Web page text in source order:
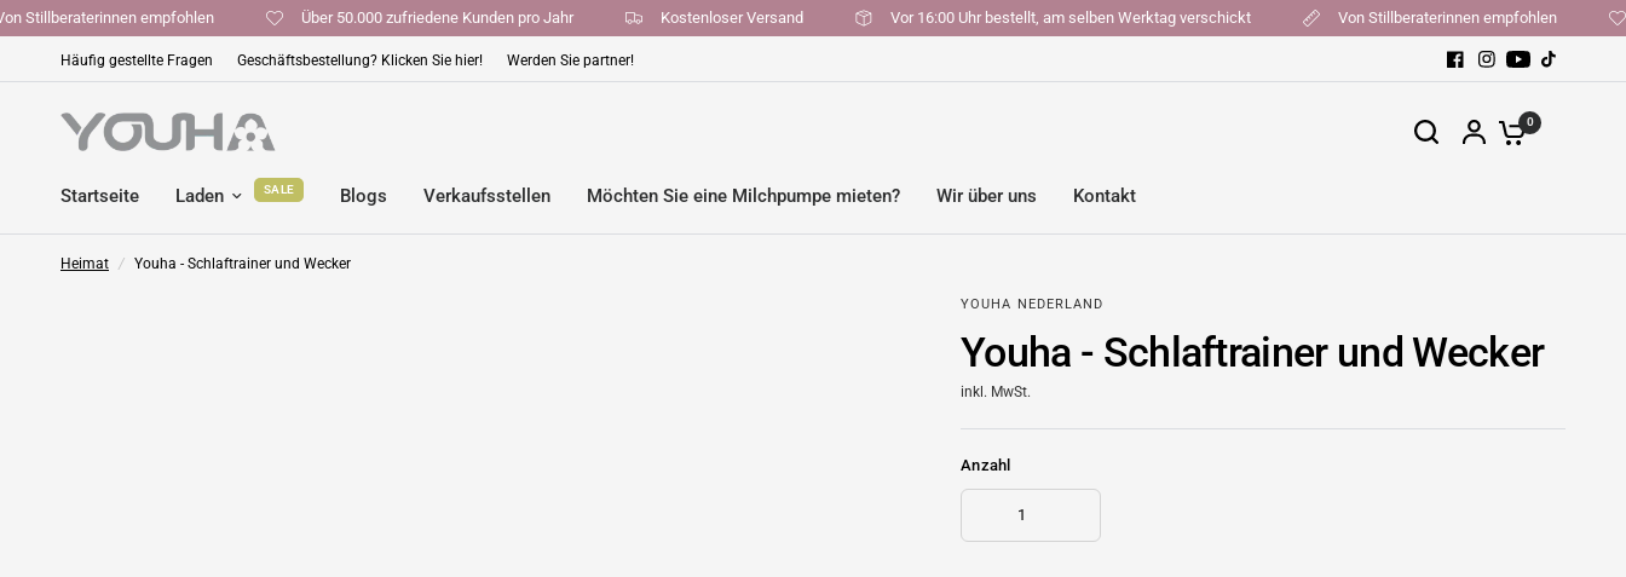
Von Stillberaterinnen empfohlen Über 50.000 zufriedene Kunden pro Jahr Kostenloser Versand Vor 16:00 Uhr bestellt, am selben Werktag verschickt Von Stillberaterinnen empfohlen
Häufig gestellte Fragen Geschäftsbestellung? Klicken Sie hier! Werden Sie partner!
0
Startseite Laden SALE Blogs Verkaufsstellen Möchten Sie eine Milchpumpe mieten? Wir über uns Kontakt
Heimat / Youha - Schlaftrainer und Wecker
YOUHA NEDERLAND
Youha - Schlaftrainer und Wecker
inkl. MwSt.
Anzahl